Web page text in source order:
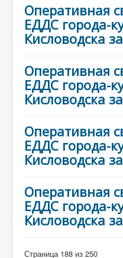
Оперативная
ЕДДС города-
Кисловодска
Оперативная
ЕДДС города-
Кисловодска
Оперативная
ЕДДС города-
Кисловодска
Оперативная
ЕДДС города-
Кисловодска
Страница 188 из 250